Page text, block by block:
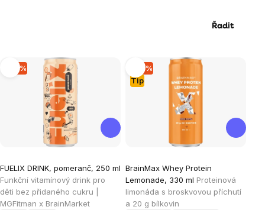
Řadit
Výpis
produktů
–15 %
FUELIX DRINK, pomeranč, 250 ml
Funkční vitamínový drink pro
děti bez přidaného cukru |
MGFitman x BrainMarket
hodnocení
produktu
je
Tip
–14 %
BrainMax Whey Protein
Lemonade, 330 ml Proteinová
limonáda s broskvovou příchutí
a 20 g bílkovin
hodnocení
produktu
je